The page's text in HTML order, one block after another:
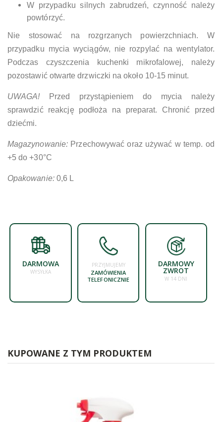
W przypadku silnych zabrudzeń, czynność należy
powtórzyć.
Nie stosować na rozgrzanych powierzchniach. W
przypadku mycia wyciągów, nie rozpylać na wentylator.
Podczas czyszczenia kuchenki mikrofalowej, należy
pozostawić otwarte drzwiczki na około 10-15 minut.
UWAGA!Przed przystąpieniem do mycia należy
sprawdzić reakcję podłoża na preparat. Chronić przed
dziećmi.
Magazynowanie:Przechowywać oraz używać w temp. od
+5 do +30°C
Opakowanie:0,6 L
DARMOWA
WYSYŁKA
PRZYJMUJEMY
ZAMÓWIENIA
TELEFONICZNIE
DARMOWY
ZWROT
W 14 DNI
KUPOWANE Z TYM PRODUKTEM